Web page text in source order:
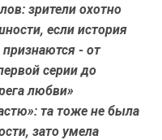
зрители охотно
если история
- от
серии до
любви»
та тоже не была
зато умела